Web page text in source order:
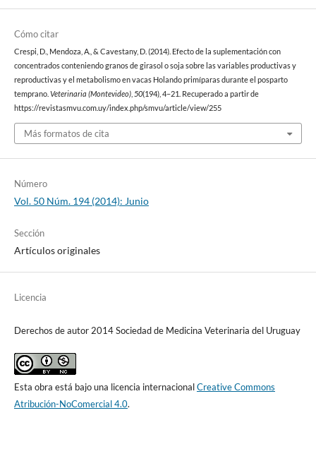
Cómo citar
Crespi, D., Mendoza, A., & Cavestany, D. (2014). Efecto de la suplementación con
concentrados conteniendo granos de girasol o soja sobre las variables productivas y
reproductivas y el metabolismo en vacas Holando primíparas durante el posparto
temprano. Veterinaria (Montevideo), 50(194), 4–21. Recuperado a partir de
https://revistasmvu.com.uy/index.php/smvu/article/view/255
Más formatos de cita
Número
Vol. 50 Núm. 194 (2014): Junio
Sección
Artículos originales
Licencia
Derechos de autor 2014 Sociedad de Medicina Veterinaria del Uruguay
Esta obra está bajo una licencia internacionalCreative Commons
Atribución-NoComercial 4.0.